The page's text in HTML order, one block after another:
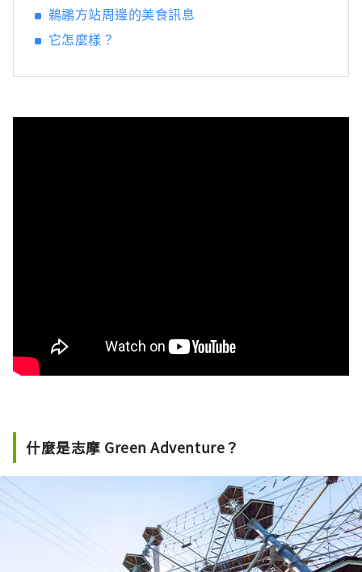
鵜鶘方站周邊的美食訊息
它怎麼樣？
什麼是志摩 Green Adventure？